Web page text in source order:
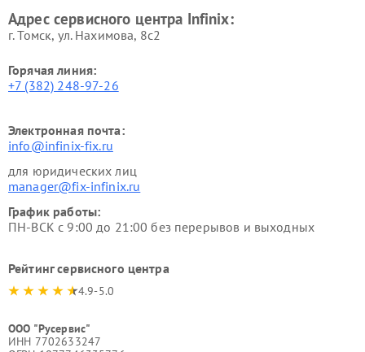
Адрес сервисного центра Infinix:
г. Томск, ул. Нахимова, 8с2
Горячая линия:
+7 (382) 248-97-26
Электронная почта:
info@infinix-fix.ru
для юридических лиц
manager@fix-infinix.ru
График работы:
ПН-ВСК с 9:00 до 21:00 без перерывов и выходных
Рейтинг сервисного центра
4.9-5.0
ООО "Русервис"
ИНН 7702633247